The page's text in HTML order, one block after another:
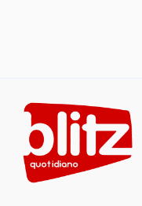
content